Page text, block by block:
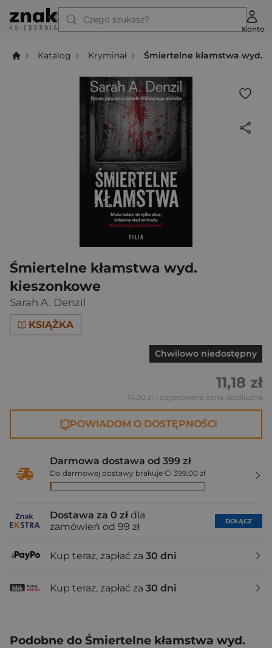
Czego szukasz?
Konto
Katalog Kryminał Śmiertelne kłamstwa wyd.
Śmiertelne kłamstwa wyd.
kieszonkowe
Sarah A. Denzil
KSIĄŻKA
Chwilowo niedostępny
11,18 zł
14,90 zł - sugerowana cena detaliczna
POWIADOM O DOSTĘPNOŚCI
Darmowa dostawa od 399 zł
Do darmowej dostawy brakuje Ci 399,00 zł
Dostawa za 0 zł dla
zamówień od 99 zł
DOŁĄCZ
Kup teraz, zapłać za 30 dni
Kup teraz, zapłać za 30 dni
Podobne do Śmiertelne kłamstwa wyd.